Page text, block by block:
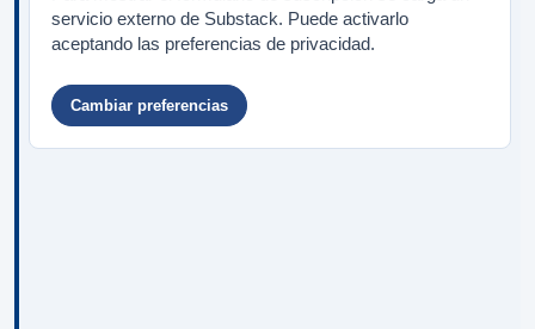
servicio externo de Substack. Puede activarlo
aceptando las preferencias de privacidad.
Cambiar preferencias